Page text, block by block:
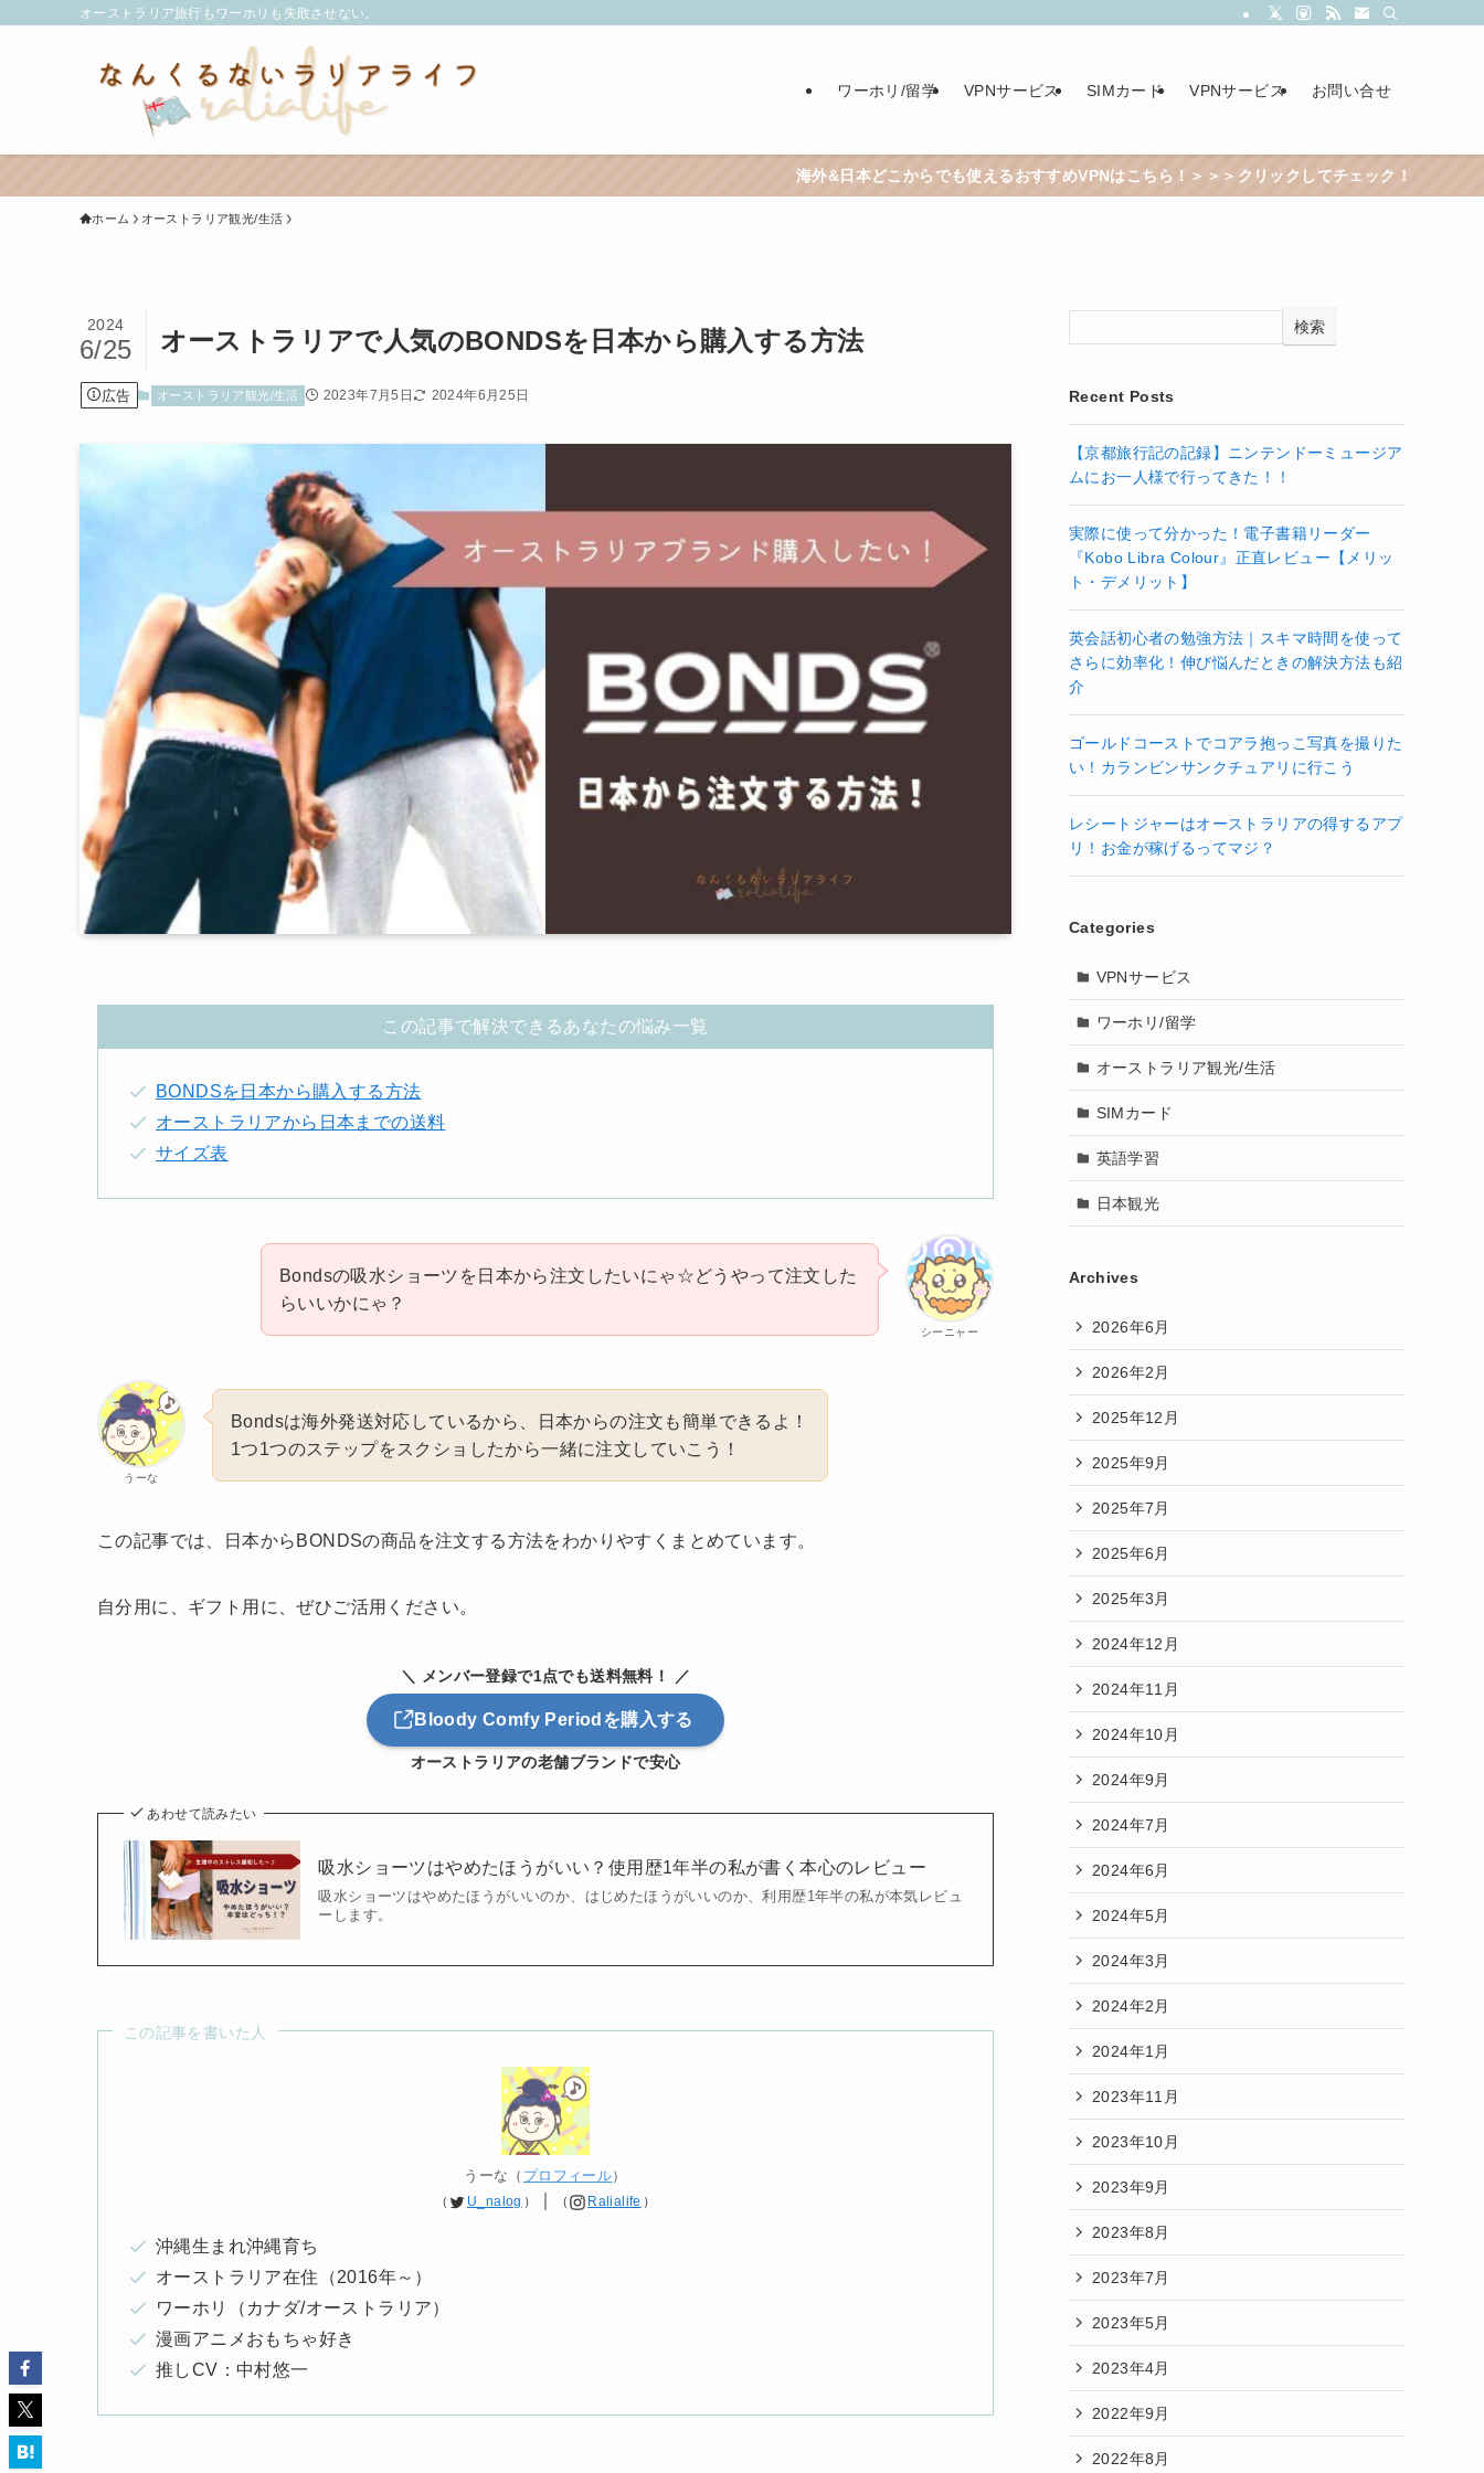
オーストラリア旅行もワーホリも失敗させない。
ワーホリ/留学 VPNサービス SIMカード VPNサービス お問い合せ
海外&日本どこからでも使えるおすすめVPNはこちら！＞＞＞クリックしてチェック！
ホーム オーストラリア観光/生活
オーストラリアで人気のBONDSを日本から購入する方法
2024
6/25
広告 オーストラリア観光/生活 2023年7月5日 2024年6月25日
この記事で解決できるあなたの悩み一覧
BONDSを日本から購入する方法
オーストラリアから日本までの送料
サイズ表
シーニャー
Bondsの吸水ショーツを日本から注文したいにゃ☆どうやって注文した
らいいかにゃ？
うーな
Bondsは海外発送対応しているから、日本からの注文も簡単できるよ！
1つ1つのステップをスクショしたから一緒に注文していこう！
この記事では、日本からBONDSの商品を注文する方法をわかりやすくまとめています。
自分用に、ギフト用に、ぜひご活用ください。
＼ メンバー登録で1点でも送料無料！ ／
Bloody Comfy Periodを購入する
オーストラリアの老舗ブランドで安心
あわせて読みたい
吸水ショーツはやめたほうがいい？使用歴1年半の私が書く本心のレビュー
吸水ショーツはやめたほうがいいのか、はじめたほうがいいのか、利用歴1年半の私が本気レビュ
ーします。
この記事を書いた人
うーな（ プロフィール）
（ U_nalog ） （ Ralialife ）
沖縄生まれ沖縄育ち
オーストラリア在住（2016年～）
ワーホリ（カナダ/オーストラリア）
漫画アニメおもちゃ好き
推しCV：中村悠一
検索
Recent Posts
【京都旅行記の記録】ニンテンドーミュージア
ムにお一人様で行ってきた！！
実際に使って分かった！電子書籍リーダー
『Kobo Libra Colour』正直レビュー【メリッ
ト・デメリット】
英会話初心者の勉強方法｜スキマ時間を使って
さらに効率化！伸び悩んだときの解決方法も紹
介
ゴールドコーストでコアラ抱っこ写真を撮りた
い！カランビンサンクチュアリに行こう
レシートジャーはオーストラリアの得するアプ
リ！お金が稼げるってマジ？
Categories
VPNサービス
ワーホリ/留学
オーストラリア観光/生活
SIMカード
英語学習
日本観光
Archives
2026年6月
2026年2月
2025年12月
2025年9月
2025年7月
2025年6月
2025年3月
2024年12月
2024年11月
2024年10月
2024年9月
2024年7月
2024年6月
2024年5月
2024年3月
2024年2月
2024年1月
2023年11月
2023年10月
2023年9月
2023年8月
2023年7月
2023年5月
2023年4月
2022年9月
2022年8月